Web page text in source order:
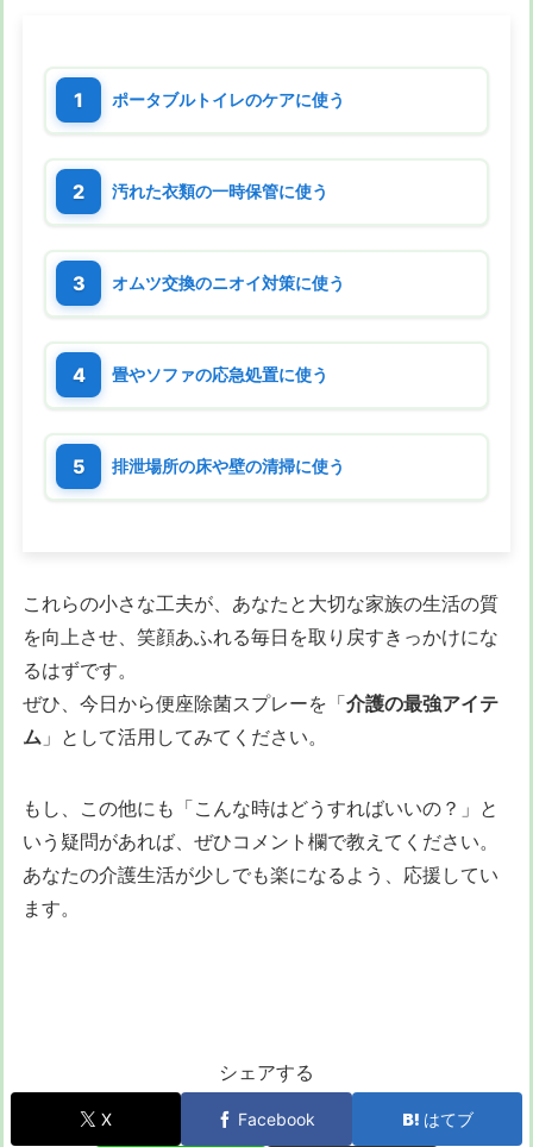
ポータブルトイレのケアに使う
汚れた衣類の一時保管に使う
オムツ交換のニオイ対策に使う
畳やソファの応急処置に使う
排泄場所の床や壁の清掃に使う
これらの小さな工夫が、あなたと大切な家族の生活の質
を向上させ、笑顔あふれる毎日を取り戻すきっかけにな
るはずです。
ぜひ、今日から便座除菌スプレーを「介護の最強アイテ
ム 」として活用してみてください。
もし、この他にも「こんな時はどうすればいいの？」と
いう疑問があれば、ぜひコメント欄で教えてください。
あなたの介護生活が少しでも楽になるよう、応援してい
ます。
シェアする
X Facebook はてブ